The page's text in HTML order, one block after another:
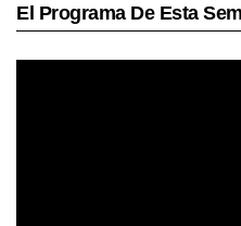
El Programa De Esta